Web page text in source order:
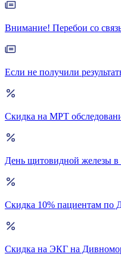
Внимание! Перебои со
Если не получили
Скидка на МРТ
День щитовидной железы
Скидка 10% пациентам
Скидка на ЭКГ на